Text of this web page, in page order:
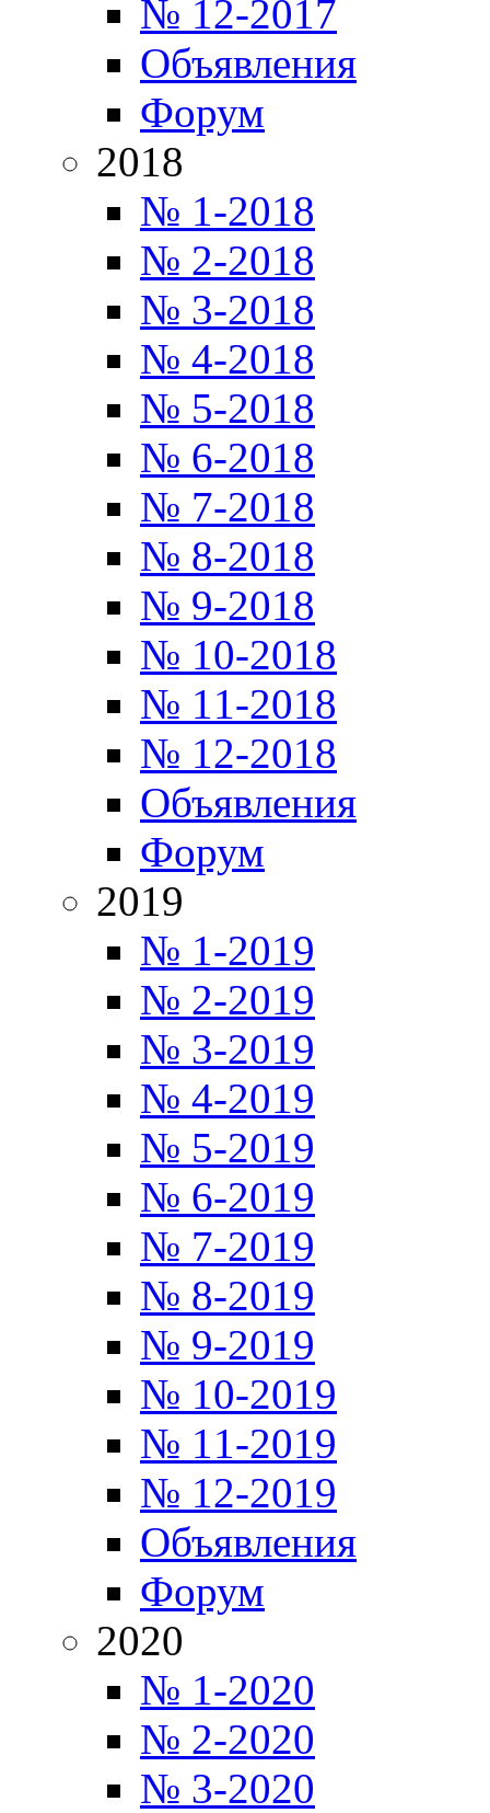
№ 12-2017
Объявления
Форум
2018
№ 1-2018
№ 2-2018
№ 3-2018
№ 4-2018
№ 5-2018
№ 6-2018
№ 7-2018
№ 8-2018
№ 9-2018
№ 10-2018
№ 11-2018
№ 12-2018
Объявления
Форум
2019
№ 1-2019
№ 2-2019
№ 3-2019
№ 4-2019
№ 5-2019
№ 6-2019
№ 7-2019
№ 8-2019
№ 9-2019
№ 10-2019
№ 11-2019
№ 12-2019
Объявления
Форум
2020
№ 1-2020
№ 2-2020
№ 3-2020